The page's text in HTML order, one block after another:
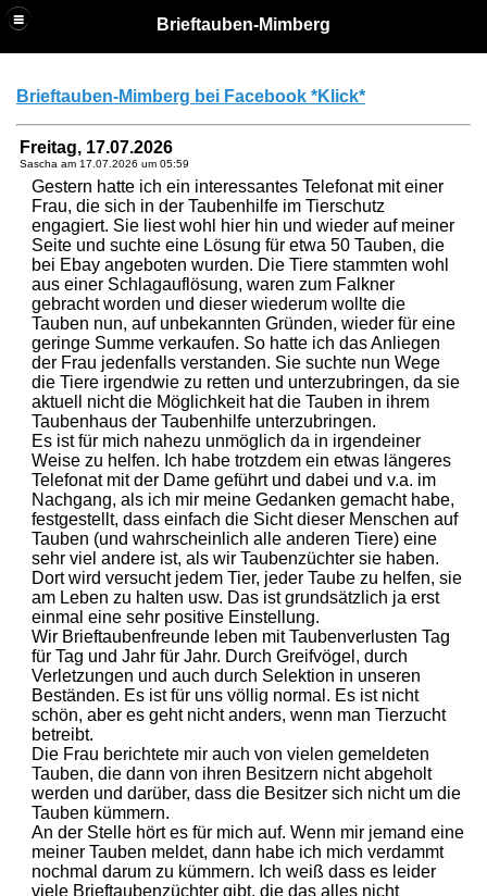
Brieftauben-Mimberg
Brieftauben-Mimberg bei Facebook *Klick*
Freitag, 17.07.2026
Sascha am 17.07.2026 um 05:59
Gestern hatte ich ein interessantes Telefonat mit einer
Frau, die sich in der Taubenhilfe im Tierschutz
engagiert. Sie liest wohl hier hin und wieder auf meiner
Seite und suchte eine Lösung für etwa 50 Tauben, die
bei Ebay angeboten wurden. Die Tiere stammten wohl
aus einer Schlagauflösung, waren zum Falkner
gebracht worden und dieser wiederum wollte die
Tauben nun, auf unbekannten Gründen, wieder für eine
geringe Summe verkaufen. So hatte ich das Anliegen
der Frau jedenfalls verstanden. Sie suchte nun Wege
die Tiere irgendwie zu retten und unterzubringen, da sie
aktuell nicht die Möglichkeit hat die Tauben in ihrem
Taubenhaus der Taubenhilfe unterzubringen.
Es ist für mich nahezu unmöglich da in irgendeiner
Weise zu helfen. Ich habe trotzdem ein etwas längeres
Telefonat mit der Dame geführt und dabei und v.a. im
Nachgang, als ich mir meine Gedanken gemacht habe,
festgestellt, dass einfach die Sicht dieser Menschen auf
Tauben (und wahrscheinlich alle anderen Tiere) eine
sehr viel andere ist, als wir Taubenzüchter sie haben.
Dort wird versucht jedem Tier, jeder Taube zu helfen, sie
am Leben zu halten usw. Das ist grundsätzlich ja erst
einmal eine sehr positive Einstellung.
Wir Brieftaubenfreunde leben mit Taubenverlusten Tag
für Tag und Jahr für Jahr. Durch Greifvögel, durch
Verletzungen und auch durch Selektion in unseren
Beständen. Es ist für uns völlig normal. Es ist nicht
schön, aber es geht nicht anders, wenn man Tierzucht
betreibt.
Die Frau berichtete mir auch von vielen gemeldeten
Tauben, die dann von ihren Besitzern nicht abgeholt
werden und darüber, dass die Besitzer sich nicht um die
Tauben kümmern.
An der Stelle hört es für mich auf. Wenn mir jemand eine
meiner Tauben meldet, dann habe ich mich verdammt
nochmal darum zu kümmern. Ich weiß dass es leider
viele Brieftaubenzüchter gibt, die das alles nicht